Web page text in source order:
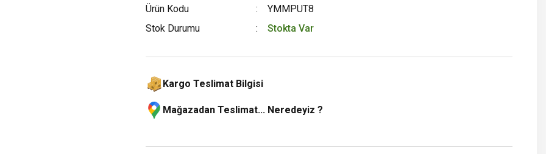
Ürün Kodu
YMMPUT8
Stok Durumu
Stokta Var
Kargo Teslimat Bilgisi
Mağazadan Teslimat... Neredeyiz ?